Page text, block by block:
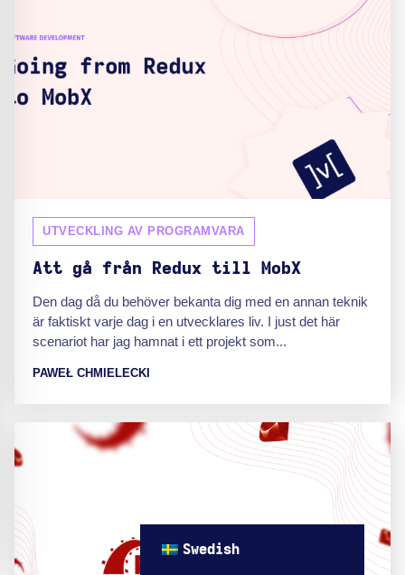
UTVECKLING AV PROGRAMVARA
Att gå från Redux till MobX
Den dag då du behöver bekanta dig med en annan teknik
är faktiskt varje dag i en utvecklares liv. I just det här
scenariot har jag hamnat i ett projekt som...
PAWEŁ CHMIELECKI
Swedish